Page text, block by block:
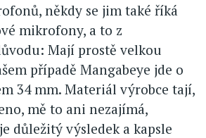
někdy se jim také říká
mikrofony, a to z
Mají prostě velkou
případě Mangabeye jde o
34 mm. Materiál výrobce tají,
mě to ani nezajímá,
důležitý výsledek a kapsle